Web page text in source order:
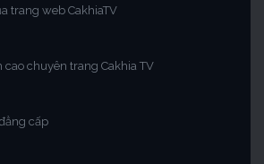
trang web CakhiaTV
chuyên trang Cakhia TV
cấp